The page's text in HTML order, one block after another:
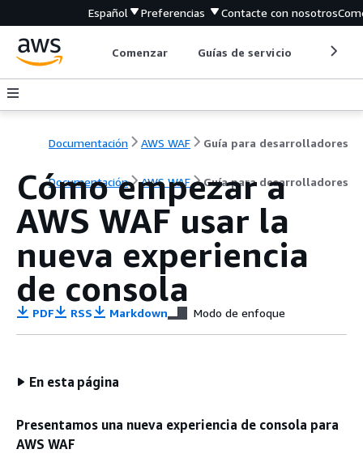
Español Preferencias Contacte con nosotros
Comenzar Guías de servicio
Documentación AWS WAF Guía para desarrolladores
Documentación AWS WAF Guía para desarrolladores
Cómo empezar a
AWS WAF usar la
nueva experiencia
de consola
PDF RSS Markdown Modo de enfoque
En esta página
Presentamos una nueva experiencia de consola para
AWS WAF